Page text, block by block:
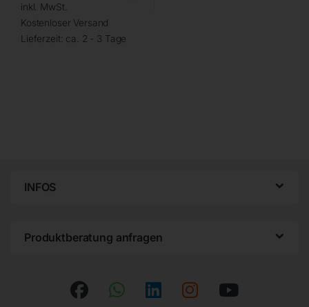
inkl. MwSt.
Kostenloser Versand
Lieferzeit: ca. 2 - 3 Tage
INFOS
Produktberatung anfragen